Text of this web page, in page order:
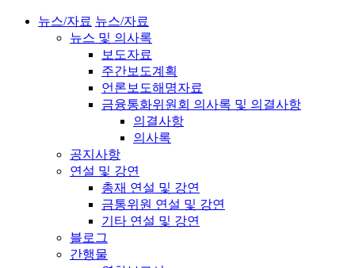
뉴스/자료 뉴스/자료
뉴스 및 의사록
보도자료
주간보도계획
언론보도해명자료
금융통화위원회 의사록 및 의결사항
의결사항
의사록
공지사항
연설 및 강연
총재 연설 및 강연
금통위원 연설 및 강연
기타 연설 및 강연
블로그
간행물